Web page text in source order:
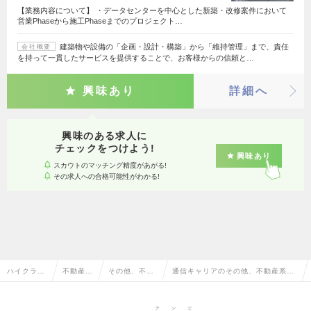
【業務内容について】 ・データセンターを中心とした新築・改修案件において
営業Phaseから施工Phaseまでのプロジェクト…
会社概要
建築物や設備の「企画・設計・構築」から「維持管理」まで、責任
を持って一貫したサービスを提供することで、お客様からの信頼と…
興味あり 詳細へ
興味のある求人に
チェックをつけよう!
スカウトのマッチング精度があがる!
その求人への合格可能性がわかる!
興味あり
ハイクラス 不動産系 その他、不動 通信キャリアのその他、不動産系専